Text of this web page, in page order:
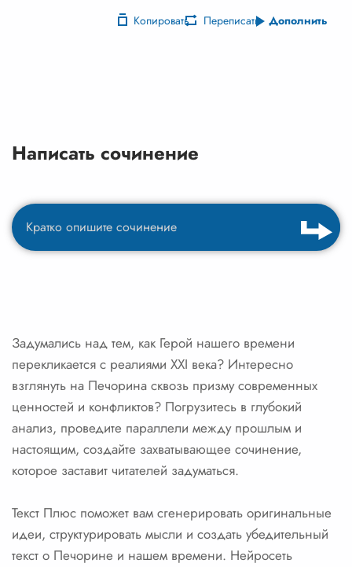
Копировать Переписать Дополнить
Написать сочинение
Задумались над тем, как Герой нашего времени
перекликается с реалиями XXI века? Интересно
взглянуть на Печорина сквозь призму современных
ценностей и конфликтов? Погрузитесь в глубокий
анализ, проведите параллели между прошлым и
настоящим, создайте захватывающее сочинение,
которое заставит читателей задуматься.
Текст Плюс поможет вам сгенерировать оригинальные
идеи, структурировать мысли и создать убедительный
текст о Печорине и нашем времени. Нейросеть